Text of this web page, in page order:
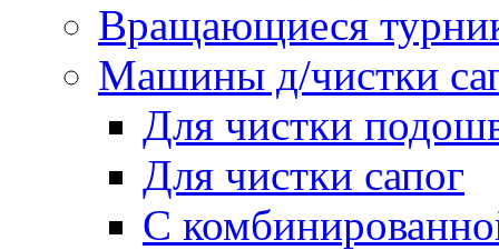
Вращающиеся
Машины д/чистки
Для чистки
Для чистки сапог
С